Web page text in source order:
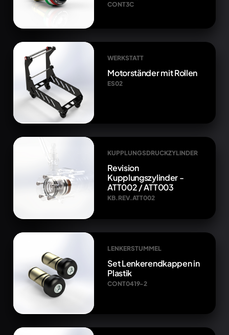
CONT3C
WERKSTATT
Motorständer mit Rollen
ES02
KUPPLUNGSDRUCKZYLINDER
Revision
Kupplungszylinder -
ATT002 / ATT003
KB.REV.ATT002
LENKERSTUMMEL
Set Lenkerendkappen in
Plastik
CONT0419-2